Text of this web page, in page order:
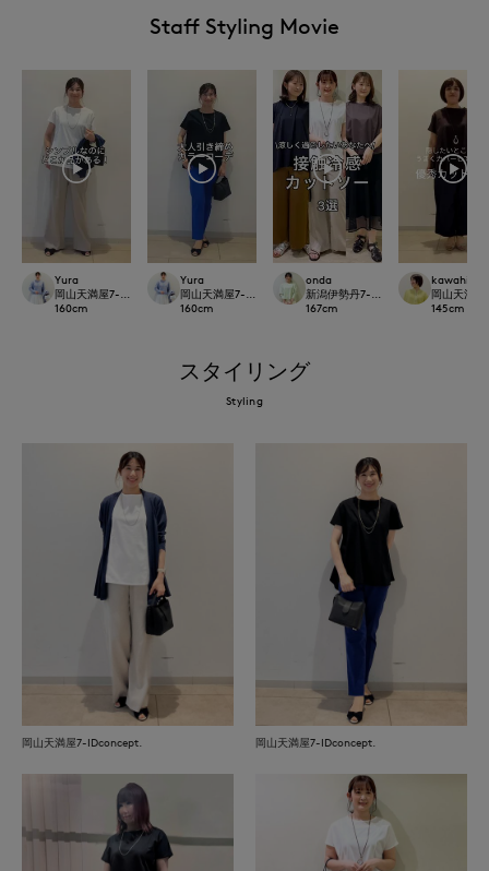
Staff Styling Movie
Yura
岡山天満屋7-IDconcept.
160cm
Yura
岡山天満屋7-IDconcept.
160cm
onda
新潟伊勢丹7-IDconcept.
167cm
kawahi
岡山天満
145cm
スタイリング
Styling
岡山天満屋7-IDconcept. 岡山天満屋7-IDconcept.